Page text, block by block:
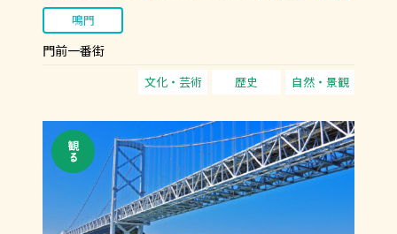
鳴門
門前一番街
文化・芸術 歴史 自然・景観